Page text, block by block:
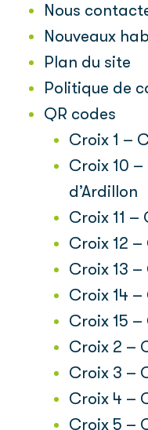
Nous
Nouveaux
Plan du site
Politique de
QR codes
Croix 1 –
Croix 10
d’Ardillon
Croix 11 –
Croix 12
Croix 13 –
Croix 14
Croix 15 –
Croix 2 –
Croix 3 –
Croix 4 –
Croix 5 –